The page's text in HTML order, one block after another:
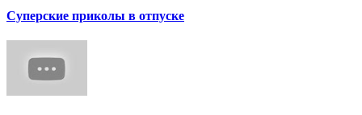
Суперские приколы в отпуске